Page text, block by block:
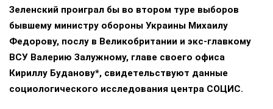
Зеленский проиграл бы во втором туре выборов
бывшему министру обороны Украины Михаилу
Федорову, послу в Великобритании и экс-главкому
ВСУ Валерию Залужному, главе своего офиса
Кириллу Буданову*, свидетельствуют данные
социологического исследования центра СОЦИС.